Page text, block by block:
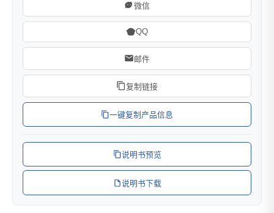
微信
QQ
邮件
复制链接
一键复制产品信息
说明书预览
说明书下载